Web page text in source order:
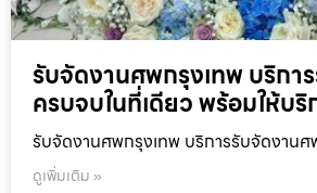
รับจัดงานศพกรุงเทพ บริกา
ครบจบในที่เดียว พร้อมให้บริ
รับจัดงานศพกรุงเทพ บริการรับจัดงาน
ดูเพิ่มเติม »